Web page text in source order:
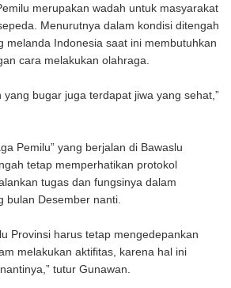
merupakan wadah untuk masyarakat
Menurutnya dalam kondisi ditengah
melanda Indonesia saat ini membutuhkan
cara melakukan olahraga.
yang bugar juga terdapat jiwa yang sehat,”
Pemilu” yang berjalan di Bawaslu
tetap memperhatikan protokol
tugas dan fungsinya dalam
bulan Desember nanti.
Provinsi harus tetap mengedepankan
melakukan aktifitas, karena hal ini
tutur Gunawan.